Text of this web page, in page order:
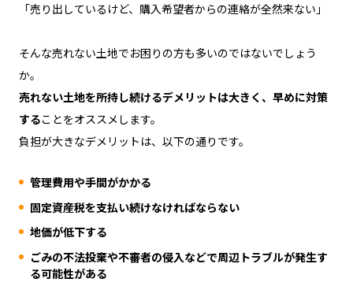
「売り出しているけど、購入希望者からの連絡が全然来ない」
そんな売れない土地でお困りの方も多いのではないでしょう
か。
売れない土地を所持し続けるデメリットは大きく、早めに対策
することをオススメします。
負担が大きなデメリットは、以下の通りです。
管理費用や手間がかかる
固定資産税を支払い続けなければならない
地価が低下する
ごみの不法投棄や不審者の侵入などで周辺トラブルが発生す
る可能性がある